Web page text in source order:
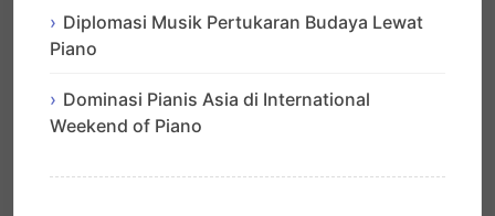
Diplomasi Musik Pertukaran Budaya Lewat
Piano
Dominasi Pianis Asia di International
Weekend of Piano